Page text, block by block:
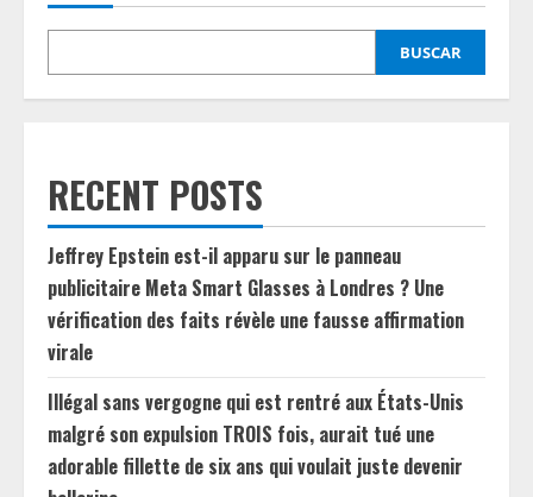
BUSCAR
RECENT POSTS
Jeffrey Epstein est-il apparu sur le panneau
publicitaire Meta Smart Glasses à Londres ? Une
vérification des faits révèle une fausse affirmation
virale
Illégal sans vergogne qui est rentré aux États-Unis
malgré son expulsion TROIS fois, aurait tué une
adorable fillette de six ans qui voulait juste devenir